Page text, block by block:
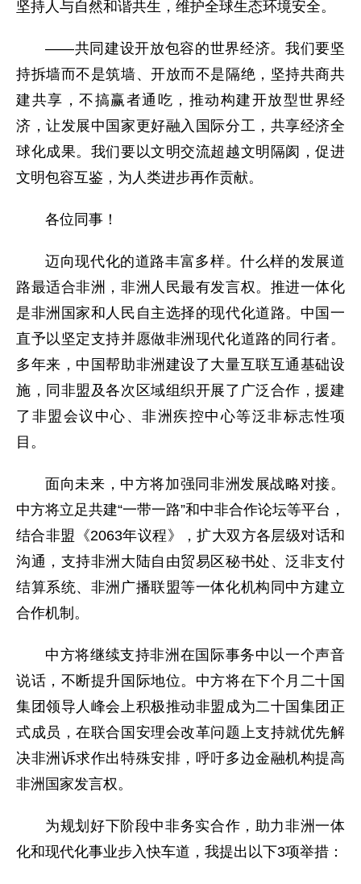
坚持人与自然和谐共生，维护全球生态环境安全。
——共同建设开放包容的世界经济。我们要坚
持拆墙而不是筑墙、开放而不是隔绝，坚持共商共
建共享，不搞赢者通吃，推动构建开放型世界经
济，让发展中国家更好融入国际分工，共享经济全
球化成果。我们要以文明交流超越文明隔阂，促进
文明包容互鉴，为人类进步再作贡献。
各位同事！
迈向现代化的道路丰富多样。什么样的发展道
路最适合非洲，非洲人民最有发言权。推进一体化
是非洲国家和人民自主选择的现代化道路。中国一
直予以坚定支持并愿做非洲现代化道路的同行者。
多年来，中国帮助非洲建设了大量互联互通基础设
施，同非盟及各次区域组织开展了广泛合作，援建
了非盟会议中心、非洲疾控中心等泛非标志性项
目。
面向未来，中方将加强同非洲发展战略对接。
中方将立足共建“一带一路”和中非合作论坛等平台，
结合非盟《2063年议程》，扩大双方各层级对话和
沟通，支持非洲大陆自由贸易区秘书处、泛非支付
结算系统、非洲广播联盟等一体化机构同中方建立
合作机制。
中方将继续支持非洲在国际事务中以一个声音
说话，不断提升国际地位。中方将在下个月二十国
集团领导人峰会上积极推动非盟成为二十国集团正
式成员，在联合国安理会改革问题上支持就优先解
决非洲诉求作出特殊安排，呼吁多边金融机构提高
非洲国家发言权。
为规划好下阶段中非务实合作，助力非洲一体
化和现代化事业步入快车道，我提出以下3项举措：